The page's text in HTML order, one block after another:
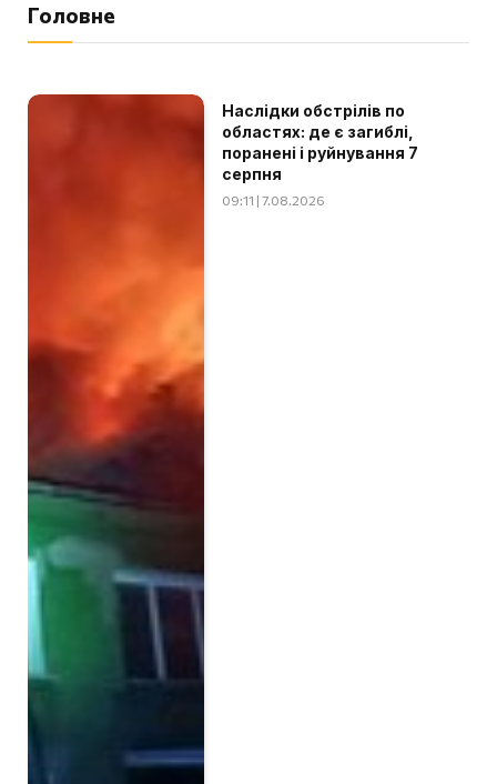
Головне
Наслідки обстрілів по
областях: де є загиблі,
поранені і руйнування 7
серпня
09:11 | 7.08.2026